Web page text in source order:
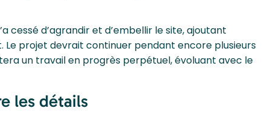
cessé d’agrandir et d’embellir le site, ajoutant
projet devrait continuer pendant encore plusieurs
un travail en progrès perpétuel, évoluant avec le
les détails